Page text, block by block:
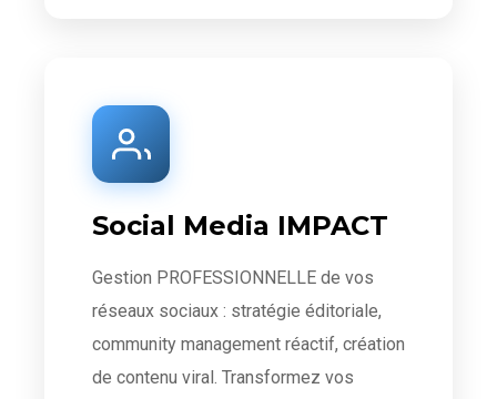
Social Media IMPACT
Gestion PROFESSIONNELLE de vos
réseaux sociaux : stratégie éditoriale,
community management réactif, création
de contenu viral. Transformez vos